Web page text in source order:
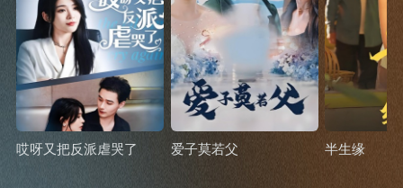
哎呀又把反派虐哭了 爱子莫若父 半生缘